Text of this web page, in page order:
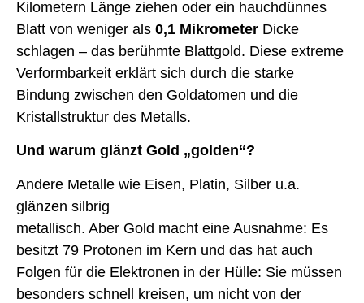
Kilometern Länge ziehen oder ein hauchdünnes
Blatt von weniger als 0,1 Mikrometer Dicke
schlagen – das berühmte Blattgold. Diese extreme
Verformbarkeit erklärt sich durch die starke
Bindung zwischen den Goldatomen und die
Kristallstruktur des Metalls.
Und warum glänzt Gold „golden“?
Andere Metalle wie Eisen, Platin, Silber u.a.
glänzen silbrig
metallisch. Aber Gold macht eine Ausnahme: Es
besitzt 79 Protonen im Kern und das hat auch
Folgen für die Elektronen in der Hülle: Sie müssen
besonders schnell kreisen, um nicht von der